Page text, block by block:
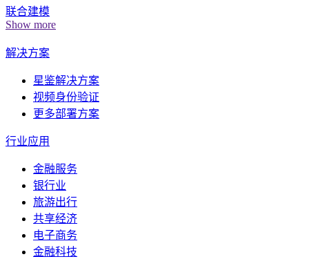
联合建模
Show more
解决方案
星鉴解决方案
视频身份验证
更多部署方案
行业应用
金融服务
银行业
旅游出行
共享经济
电子商务
金融科技